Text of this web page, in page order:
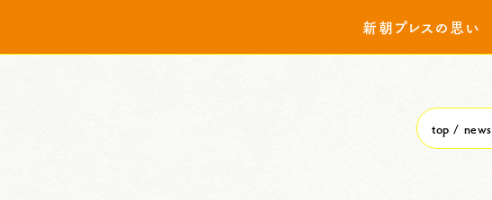
新朝プレスの思い
top news